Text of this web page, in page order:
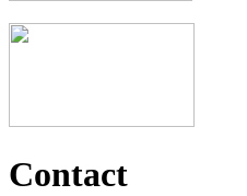
Contact